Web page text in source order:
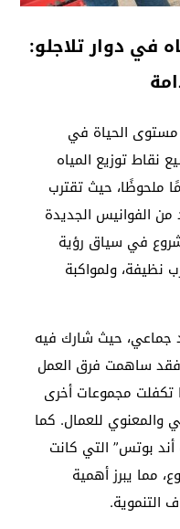
في دوار تلاجلو:
الحياة في
نقاط توزيع المياه
ملحوظًا، حيث تقترب
من الفوانيس الجديدة
في سياق رؤية
نظيفة، ولمواكبة
جماعي، حيث شارك فيه
فقد ساهمت فرق العمل
تكفلت مجموعات أخرى
والمعنوي للعمال. كما
بوتس” التي كانت
مما يبرز أهمية
التنموية.